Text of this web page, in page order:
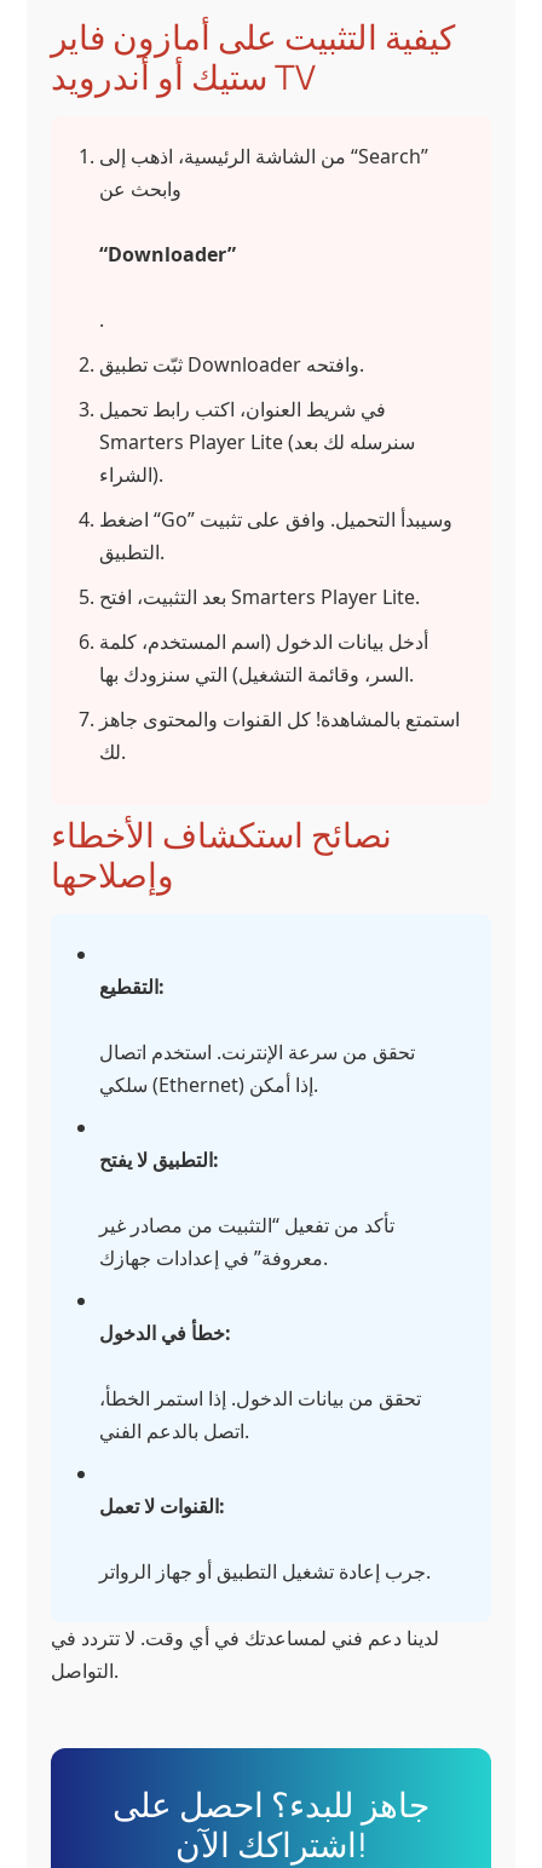
كيفية التثبيت على أمازون فاير
ستيك أو أندرويد TV
من الشاشة الرئيسية، اذهب إلى “Search”
وابحث عن
“Downloader”
.
ثبّت تطبيق Downloader وافتحه.
في شريط العنوان، اكتب رابط تحميل
Smarters Player Lite (سنرسله لك بعد
الشراء).
اضغط “Go” وسيبدأ التحميل. وافق على تثبيت
التطبيق.
بعد التثبيت، افتح Smarters Player Lite.
أدخل بيانات الدخول (اسم المستخدم، كلمة
السر، وقائمة التشغيل) التي سنزودك بها.
استمتع بالمشاهدة! كل القنوات والمحتوى جاهز
لك.
نصائح استكشاف الأخطاء
وإصلاحها
التقطيع:
تحقق من سرعة الإنترنت. استخدم اتصال
سلكي (Ethernet) إذا أمكن.
التطبيق لا يفتح:
تأكد من تفعيل “التثبيت من مصادر غير
معروفة” في إعدادات جهازك.
خطأ في الدخول:
تحقق من بيانات الدخول. إذا استمر الخطأ،
اتصل بالدعم الفني.
القنوات لا تعمل:
جرب إعادة تشغيل التطبيق أو جهاز الرواتر.
لدينا دعم فني لمساعدتك في أي وقت. لا تتردد في
التواصل.
جاهز للبدء؟ احصل على
اشتراكك الآن!